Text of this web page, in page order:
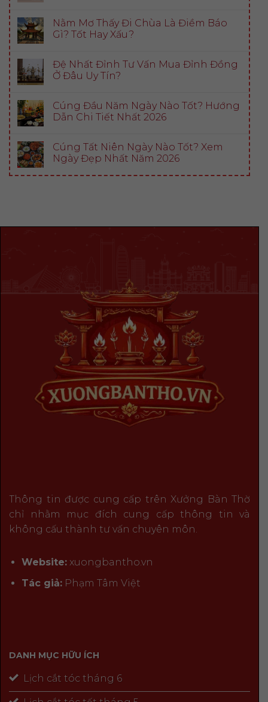
Nằm Mơ Thấy Đi Chùa Là Điềm Báo
Gì? Tốt Hay Xấu?
Đệ Nhất Đỉnh Tư Vấn Mua Đỉnh Đồng
Ở Đâu Uy Tín?
Cúng Đầu Năm Ngày Nào Tốt? Hướng
Dẫn Chi Tiết Nhất 2026
Cúng Tất Niên Ngày Nào Tốt? Xem
Ngày Đẹp Nhất Năm 2026
Thông tin được cung cấp trên Xưởng Bàn Thờ
chỉ nhằm mục đích cung cấp thông tin và
không cấu thành tư vấn chuyên môn.
Website:xuongbantho.vn
Tác giả:Phạm Tâm Việt
DANH MỤC HỮU ÍCH
Lịch cắt tóc tháng 6